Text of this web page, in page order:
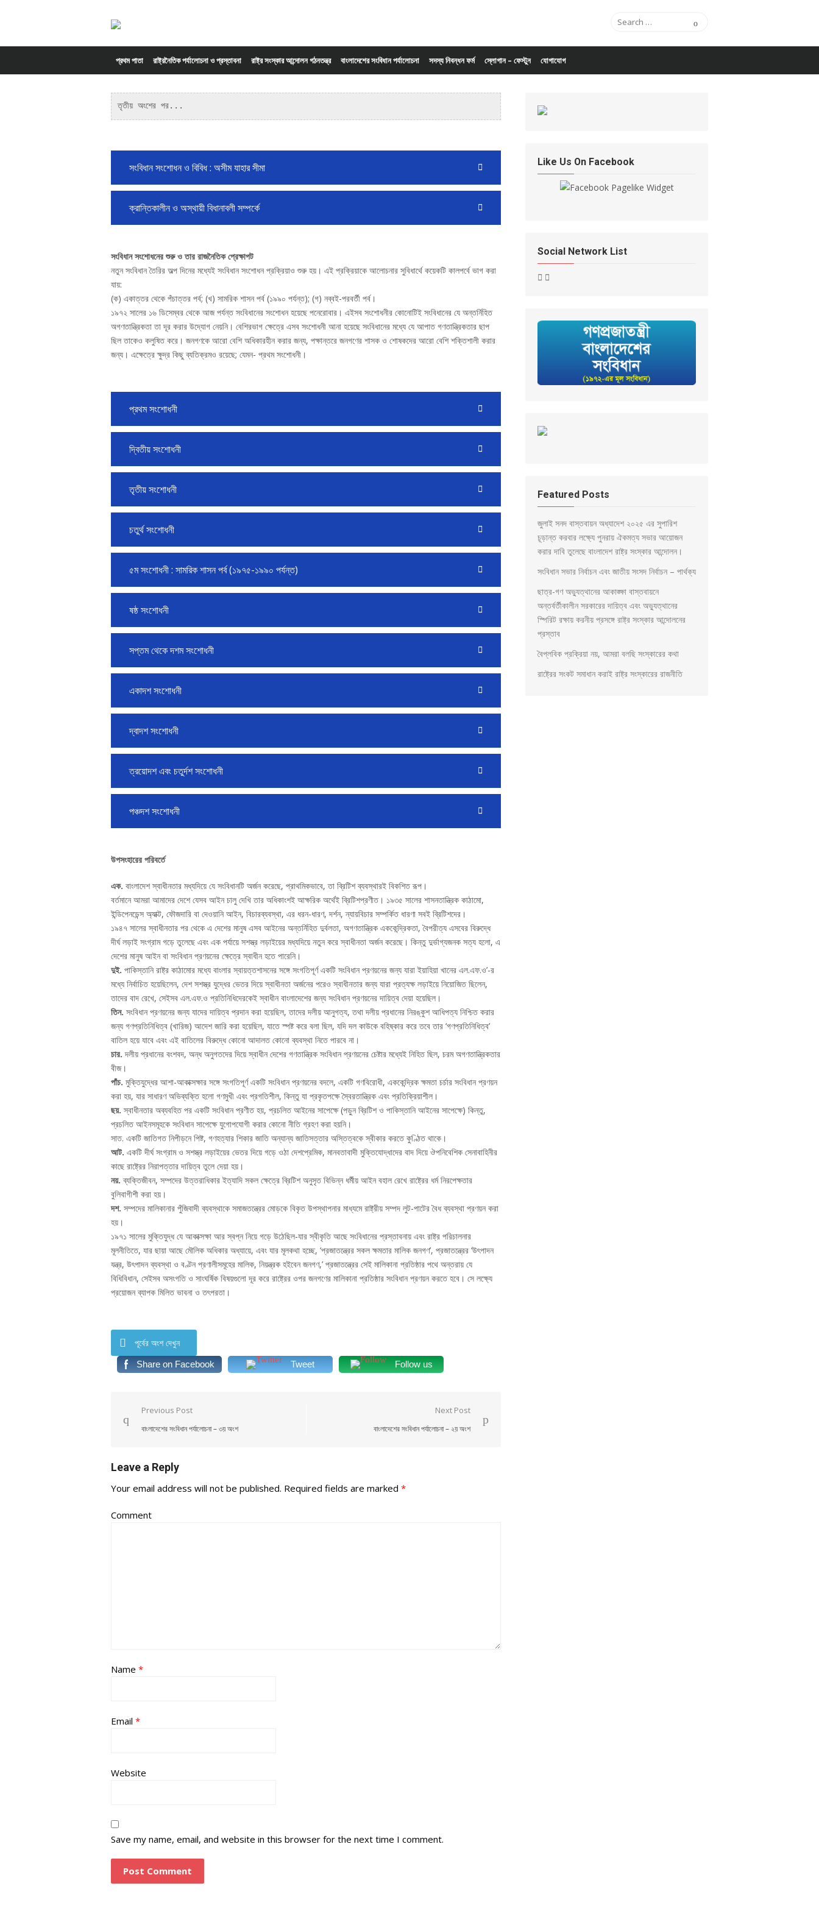
Search for:
প্রথম পাতা রাষ্ট্রনৈতিক পর্যালোচনা ও প্রস্তাবনা রাষ্ট্র সংস্কার আন্দোলন গঠনতন্ত্র বাংলাদেশের সংবিধান পর্যালোচনা সদস্য নিবন্ধন ফর্ম স্লোগান – ফেস্টুন যোগাযোগ
তৃতীয় অংশের পর...
সংবিধান সংশোধন ও বিবিধ : অসীম যাহার সীমা
ক্রান্তিকালীন ও অস্থায়ী বিধানাবলী সম্পর্কে
সংবিধান সংশোধনের শুরু ও তার রাজনৈতিক প্রেক্ষাপট
নতুন সংবিধান তৈরির অল্প দিনের মধ্যেই সংবিধান সংশোধন প্রক্রিয়াও শুরু হয়। এই প্রক্রিয়াকে আলোচনার সুবিধার্থে কয়েকটি কালপর্বে ভাগ করা
যায়:
(ক) একাত্তর থেকে পঁচাত্তর পর্ব; (খ) সামরিক শাসন পর্ব (১৯৯০ পর্যন্ত); (গ) নব্বই-পরবর্তী পর্ব।
১৯৭২ সালের ১৬ ডিসেম্বর থেকে আজ পর্যন্ত সংবিধানের সংশোধন হয়েছে পনেরোবার। এইসব সংশোধনীর কোনোটিই সংবিধানের যে অন্তর্নিহিত
অগণতান্ত্রিকতা তা দূর করার উদ্যোগ নেয়নি। বেশিরভাগ ক্ষেত্রে এসব সংশোধনী আনা হয়েছে সংবিধানের মধ্যে যে আপাত গণতান্ত্রিকতার ছাপ
ছিল তাকেও কলুষিত করে। জনগণকে আরো বেশি অধিকারহীন করার জন্য, পক্ষান্তরে জনগণের শাসক ও শোষকদের আরো বেশি শক্তিশালী করার
জন্য। এক্ষেত্রে ক্ষুদ্র কিছু ব্যতিক্রমও রয়েছে; যেমন- প্রথম সংশোধনী।
প্রথম সংশোধনী
দ্বিতীয় সংশোধনী
তৃতীয় সংশোধনী
চতুর্থ সংশোধনী
৫ম সংশোধনী : সামরিক শাসন পর্ব (১৯৭৫-১৯৯০ পর্যন্ত)
ষষ্ঠ সংশোধনী
সপ্তম থেকে দশম সংশোধনী
একাদশ সংশোধনী
দ্বাদশ সংশোধনী
ত্রয়োদশ এবং চতুর্দশ সংশোধনী
পঞ্চদশ সংশোধনী
উপসংহারের পরিবর্তে
এক. বাংলাদেশ স্বাধীনতার মধ্যদিয়ে যে সংবিধানটি অর্জন করেছে, প্রাথমিকভাবে, তা ব্রিটিশ ব্যবস্থারই বিকশিত রূপ।
বর্তমানে আমরা আমাদের দেশে যেসব আইন চালু দেখি তার অধিকাংশই আক্ষরিক অর্থেই ব্রিটিশপ্রণীত। ১৯৩৫ সালের শাসনতান্ত্রিক কাঠামো,
ইন্ডিপেনডেন্স অ্যাক্ট, ফৌজদারি বা দেওয়ানি আইন, বিচারব্যবস্থা, এর ধরন-ধারণ, দর্শন, ন্যায়বিচার সম্পর্কিত ধারণা সবই ব্রিটিশদের।
১৯৪৭ সালের স্বাধীনতার পর থেকে এ দেশের মানুষ এসব আইনের অন্তর্নিহিত দুর্বলতা, অগণতান্ত্রিক এককেন্দ্রিকতা, বৈপরীত্য এসবের বিরুদ্ধে
দীর্ঘ লড়াই সংগ্রাম গড়ে তুলেছে এবং এক পর্যায়ে সশস্ত্র লড়াইয়ের মধ্যদিয়ে নতুন করে স্বাধীনতা অর্জন করেছে। কিন্তু দুর্ভাগ্যজনক সত্য হলো, এ
দেশের মানুষ আইন বা সংবিধান প্রণয়নের ক্ষেত্রে স্বাধীন হতে পারেনি।
দুই. পাকিস্তানি রাষ্ট্র কাঠামোর মধ্যে বাংলার স্বায়ত্তশাসনের সঙ্গে সংগতিপূর্ণ একটি সংবিধান প্রণয়নের জন্য যারা ইয়াহিয়া খানের এল.এফ.ও’-র
মধ্যে নির্বাচিত হয়েছিলেন, দেশ সশস্ত্র যুদ্ধের ভেতর দিয়ে স্বাধীনতা অর্জনের পরেও স্বাধীনতার জন্য যারা প্রত্যক্ষ লড়াইয়ে নিয়োজিত ছিলেন,
তাদের বাদ রেখে, সেইসব এল.এফ.ও প্রতিনিধিদেরকেই স্বাধীন বাংলাদেশের জন্য সংবিধান প্রণয়নের দায়িত্ব দেয়া হয়েছিল।
তিন. সংবিধান প্রণয়নের জন্য যাদের দায়িত্ব প্রদান করা হয়েছিল, তাদের দলীয় আনুগত্য, তথা দলীয় প্রধানের নিরঙ্কুশ আধিপত্য নিশ্চিত করার
জন্য গণপ্রতিনিধিত্ব (খারিজ) আদেশ জারি করা হয়েছিল, যাতে স্পষ্ট করে বলা ছিল, যদি দল কাউকে বহিষ্কার করে তবে তার ‘গণপ্রতিনিধিত্ব’
বাতিল হয়ে যাবে এবং এই বাতিলের বিরুদ্ধে কোনো আদালত কোনো ব্যবস্থা নিতে পারবে না।
চার. দলীয় প্রধানের বংশবদ, অন্ধ অনুগতদের দিয়ে স্বাধীন দেশের গণতান্ত্রিক সংবিধান প্রণয়নের চেষ্টার মধ্যেই নিহিত ছিল, চরম অগণতান্ত্রিকতার
বীজ।
পাঁচ. মুক্তিযুদ্ধের আশা-আকাক্সক্ষার সঙ্গে সংগতিপূর্ণ একটি সংবিধান প্রণয়নের বদলে, একটি গণবিরোধী, এককেন্দ্রিক ক্ষমতা চর্চার সংবিধান প্রণয়ন
করা হয়, যার সাধারণ অভিব্যক্তি হলো গণমুখী এবং প্রগতিশীল, কিন্তু যা প্রকৃতপক্ষে স্বৈরতান্ত্রিক এবং প্রতিক্রিয়াশীল।
ছয়. স্বাধীনতার অব্যবহিত পর একটি সংবিধান প্রণীত হয়, প্রচলিত আইনের সাপেক্ষে (পড়ুন ব্রিটিশ ও পাকিস্তানি আইনের সাপেক্ষে) কিন্তু,
প্রচলিত আইনসমূহকে সংবিধান সাপেক্ষে যুগোপযোগী করার কোনো নীতি গ্রহণ করা হয়নি।
সাত. একটি জাতিগত নিপীড়নে পিষ্ট, গণহত্যার শিকার জাতি অন্যান্য জাতিসত্তার অস্তিত্বকে স্বীকার করতে কুণ্ঠিত থাকে।
আট. একটি দীর্ঘ সংগ্রাম ও সশস্ত্র লড়াইয়ের ভেতর দিয়ে গড়ে ওঠা দেশপ্রেমিক, মানবতাবাদী মুক্তিযোদ্ধাদের বাদ দিয়ে ঔপনিবেশিক সেনাবাহিনীর
কাছে রাষ্ট্রের নিরাপত্তার দায়িত্ব তুলে দেয়া হয়।
নয়. ব্যক্তিজীবন, সম্পদের উত্তরাধিকার ইত্যাদি সকল ক্ষেত্রে ব্রিটিশ অনুসৃত বিভিন্ন ধর্মীয় আইন বহাল রেখে রাষ্ট্রের ধর্ম নিরপেক্ষতার
বুলিবাগীশী করা হয়।
দশ. সম্পদের মালিকানার পুঁজিবাদী ব্যবস্থাকে সমাজতন্ত্রের মোড়কে বিকৃত উপস্থাপনার মাধ্যমে রাষ্ট্রীয় সম্পদ লুট-পাটের বৈধ ব্যবস্থা প্রণয়ন করা
হয়।
১৯৭১ সালের মুক্তিযুদ্ধ যে আকাক্সক্ষা আর স্বপ্ন নিয়ে গড়ে উঠেছিল-যার স্বীকৃতি আছে সংবিধানের প্রস্তাবনায় এবং রাষ্ট্র পরিচালনার
মূলনীতিতে, যার ছায়া আছে মৌলিক অধিকার অধ্যায়ে, এবং যার মূলকথা হচ্ছে, ‘প্রজাতন্ত্রের সকল ক্ষমতার মালিক জনগণ’, প্রজাতন্ত্রের ‘উৎপাদন
যন্ত্র, উৎপাদন ব্যবস্থা ও বণ্টন প্রণালীসমূহের মালিক, নিয়ন্ত্রক হইবেন জনগণ,’ প্রজাতন্ত্রের সেই মালিকানা প্রতিষ্ঠার পথে অন্তরায় যে
বিধিবিধান, সেইসব অসংগতি ও সাংঘর্ষিক বিষয়গুলো দূর করে রাষ্ট্রের ওপর জনগণের মালিকানা প্রতিষ্ঠার সংবিধান প্রণয়ন করতে হবে। সে লক্ষ্যে
প্রয়োজন ব্যাপক মিলিত ভাবনা ও তৎপরতা।
পূর্বের অংশ দেখুন
Share on Facebook Tweet Follow us
Post navigation
Previous Post
বাংলাদেশের সংবিধান পর্যালোচনা – ৩য় অংশ
Next Post
বাংলাদেশের সংবিধান পর্যালোচনা – ২য় অংশ
Leave a Reply
Your email address will not be published. Required fields are marked *
Comment
Name *
Email *
Website
Save my name, email, and website in this browser for the next time I comment.
Like Us On Facebook
Social Network List
Featured Posts
জুলাই সনদ বাস্তবায়ন অধ্যাদেশ ২০২৫ এর সুপারিশ
চূড়ান্ত করবার লক্ষ্যে পুনরায় ঐকমত্য সভার আয়োজন
করার দাবি তুলেছে বাংলাদেশ রাষ্ট্র সংস্কার আন্দোলন।
সংবিধান সভার নির্বাচন এবং জাতীয় সংসদ নির্বাচন – পার্থক্য
ছাত্র-গণ অভ্যুত্থানের আকাঙ্ক্ষা বাস্তবায়নে
অন্তর্বর্তীকালীন সরকারের দায়িত্ব এবং অভ্যুত্থানের
স্পিরিট রক্ষায় করনীয় প্রসঙ্গে রাষ্ট্র সংস্কার আন্দোলনের
প্রস্তাব
বৈপ্লবিক প্রক্রিয়া নয়, আমরা বলছি সংস্কারের কথা
রাষ্ট্রের সংকট সমাধান করাই রাষ্ট্র সংস্কারের রাজনীতি